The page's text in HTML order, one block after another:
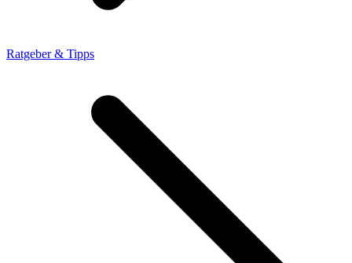
Ratgeber & Tipps